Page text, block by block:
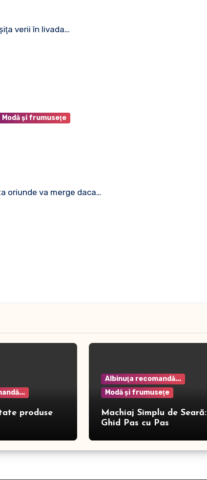
verii în livada…
Modă şi frumuseţe
oriunde va merge daca…
produse
Albinuţa recomandă...
Modă şi frumuseţe
Machiaj Simplu de Seară:
Ghid Pas cu Pas